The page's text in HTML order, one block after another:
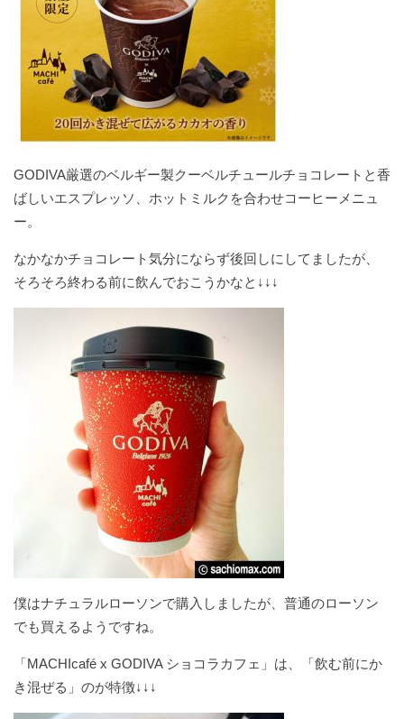
GODIVA厳選のベルギー製クーベルチュールチョコレートと香
ばしいエスプレッソ、ホットミルクを合わせコーヒーメニュ
ー。
なかなかチョコレート気分にならず後回しにしてましたが、
そろそろ終わる前に飲んでおこうかなと↓↓↓
僕はナチュラルローソンで購入しましたが、普通のローソン
でも買えるようですね。
「MACHIcafé x GODIVA ショコラカフェ」は、「飲む前にか
き混ぜる」のが特徴↓↓↓